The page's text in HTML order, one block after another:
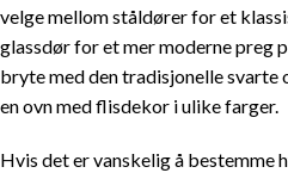
velge mellom ståldører for et
glassdør for et mer moderne preg
bryte med den tradisjonelle svarte
en ovn med flisdekor i ulike farger.
Hvis det er vanskelig å bestemme